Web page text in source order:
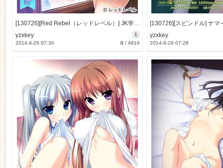
[130726][Red Rebel（レッドレベル）] JK学園性春白書 ～仮面優等生「美雪」～ [59M Lossless/25M JPG]
1
yzxkey
0/ 4816
2014-9-29 07:30
yzxkey
2014-9-29 07:28